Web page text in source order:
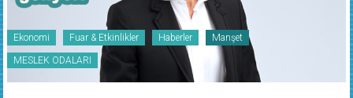
Ekonomi Fuar & Etkinlikler Haberler Manşet
MESLEK ODALARI